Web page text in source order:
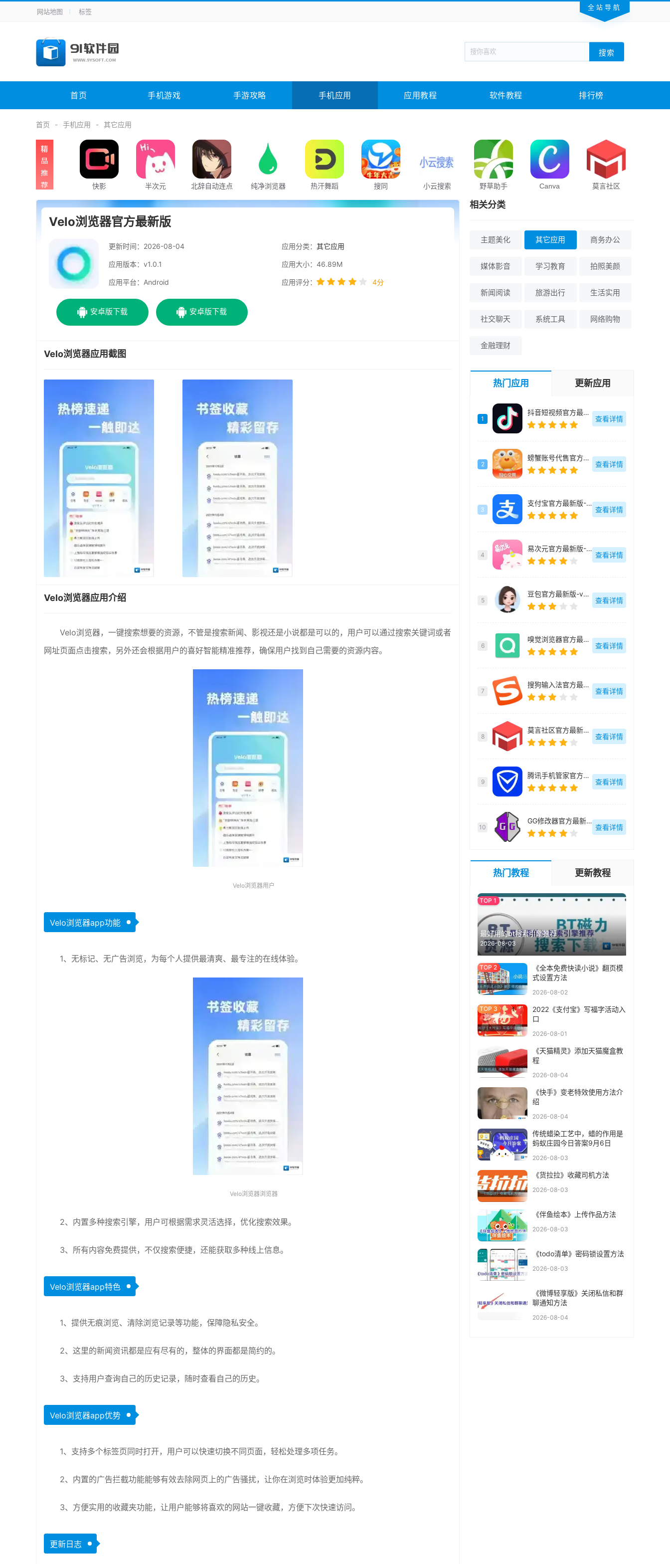
手机应用 新闻阅读 旅游出行 生活实用
手机游戏 H5游戏 回合网游 战棋游戏 枪战射击
电脑软件 其它类别 图形软件 安全相关 应用软件 影音软件 插件下载 教育教学 游戏娱乐 系统软件 素材下载
未分类 综合其它
全站导航
网站地图 标签
搜索
首页 手机游戏 手游攻略 手机应用 应用教程 软件教程 排行榜
首页 手机应用 其它应用
快影 半次元
北辞自动连点
纯净浏览器 热汗舞蹈 搜同 小云搜索 野草助手 Canva 莫言社区
Velo浏览器官方最新版
更新时间： 2026-08-04 应用分类： 其它应用
应用版本：v1.0.1 应用大小：46.89M
应用平台：Android 应用评分： 4分
安卓版下载 安卓版下载
Velo浏览器应用截图
Velo浏览器应用介绍
Velo浏览器，一键搜索想要的资源，不管是搜索新闻、影视还是小说都是可以的，用户可以通过搜索关键词或者
网址页面点击搜索，另外还会根据用户的喜好智能精准推荐，确保用户找到自己需要的资源内容。
Velo浏览器用户
Velo浏览器app功能
1、无标记、无广告浏览，为每个人提供最清爽、最专注的在线体验。
Velo浏览器浏览器
2、内置多种搜索引擎，用户可根据需求灵活选择，优化搜索效果。
3、所有内容免费提供，不仅搜索便捷，还能获取多种线上信息。
Velo浏览器app特色
1、提供无痕浏览、清除浏览记录等功能，保障隐私安全。
2、这里的新闻资讯都是应有尽有的，整体的界面都是简约的。
3、支持用户查询自己的历史记录，随时查看自己的历史。
Velo浏览器app优势
1、支持多个标签页同时打开，用户可以快速切换不同页面，轻松处理多项任务。
2、内置的广告拦截功能能够有效去除网页上的广告骚扰，让你在浏览时体验更加纯粹。
3、方便实用的收藏夹功能，让用户能够将喜欢的网站一键收藏，方便下次快速访问。
更新日志
相关分类
主题美化 其它应用 商务办公
媒体影音 学习教育 拍照美颜
新闻阅读 旅游出行 生活实用
社交聊天 系统工具 网络购物
金融理财
热门应用 更新应用
1
抖音短视频官方最新版-34.7.0
查看详情
2
螃蟹账号代售官方最新版-v6.3.1
查看详情
3
支付宝官方最新版-10.7.66.8000
查看详情
4
易次元官方最新版-4.8.10
查看详情
5
豆包官方最新版-v9.5.0
查看详情
6
嗅觉浏览器官方最新版-v6.81
查看详情
7
搜狗输入法官方最新版-v12.15.0
查看详情
8
莫言社区官方最新版-v1.0.4
查看详情
9
腾讯手机管家官方最新版-16.1.27
查看详情
10
GG修改器官方最新版-101.1.0
查看详情
热门教程 更新教程
最好用的bt搜索引擎推荐
2026-08-03
《全本免费快读小说》翻页模
式设置方法
2026-08-02
2022《支付宝》写福字活动入
口
2026-08-01
《天猫精灵》添加天猫魔盒教
程
2026-08-04
《快手》变老特效使用方法介
绍
2026-08-04
传统蜡染工艺中，蜡的作用是
蚂蚁庄园今日答案9月6日
2026-08-03
《货拉拉》收藏司机方法
2026-08-03
《伴鱼绘本》上传作品方法
2026-08-03
《todo清单》密码锁设置方法
2026-08-03
《微博轻享版》关闭私信和群
聊通知方法
2026-08-04